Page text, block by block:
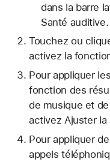
dans la barre
Santé auditive.
Touchez ou
activez la
Pour appliquer
fonction des
de musique et
activez Ajuster
Pour appliquer
appels